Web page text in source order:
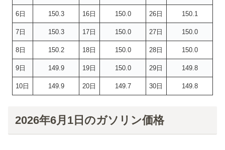
6日 150.3 16日 150.0 26日 150.1
7日 150.3 17日 150.0 27日 150.0
8日 150.2 18日 150.0 28日 150.0
9日 149.9 19日 150.0 29日 149.8
10日 149.9 20日 149.7 30日 149.8
2026年6月1日のガソリン価格